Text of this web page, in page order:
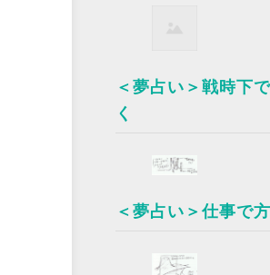
＜夢占い＞戦時下
く
＜夢占い＞仕事で